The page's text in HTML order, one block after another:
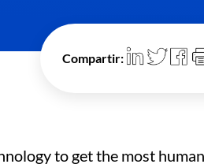
Compartir:
to get the most